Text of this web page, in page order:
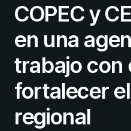
COPEC y
en una
trabajo con
fortalecer
regional